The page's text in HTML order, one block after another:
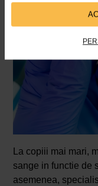
La copiii mai mari,
sange in functie de
asemenea,